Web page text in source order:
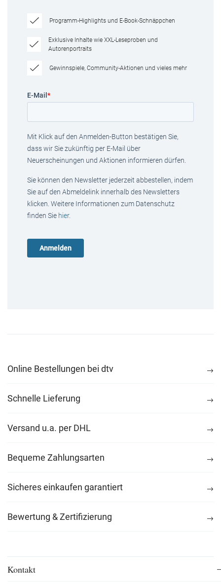
Programm-Highlights und E-Book-Schnäppchen
Exklusive Inhalte wie XXL-Leseproben und
Autorenportraits
Gewinnspiele, Community-Aktionen und vieles mehr
E-Mail *
Mit Klick auf den Anmelden-Button bestätigen Sie,
dass wir Sie zukünftig per E-Mail über
Neuerscheinungen und Aktionen informieren dürfen.
Sie können den Newsletter jederzeit abbestellen, indem
Sie auf den Abmeldelink innerhalb des Newsletters
klicken. Weitere Informationen zum Datenschutz
finden Sie hier.
Online Bestellungen bei dtv
Schnelle Lieferung
Versand u.a. per DHL
Bequeme Zahlungsarten
Sicheres einkaufen garantiert
Bewertung & Zertifizierung
Kontakt